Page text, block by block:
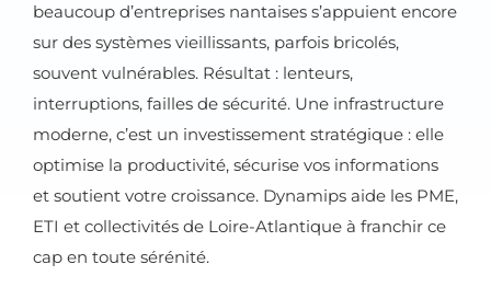
beaucoup d’entreprises nantaises s’appuient encore
sur des systèmes vieillissants, parfois bricolés,
souvent vulnérables. Résultat : lenteurs,
interruptions, failles de sécurité. Une infrastructure
moderne, c’est un investissement stratégique : elle
optimise la productivité, sécurise vos informations
et soutient votre croissance. Dynamips aide les PME,
ETI et collectivités de Loire-Atlantique à franchir ce
cap en toute sérénité.